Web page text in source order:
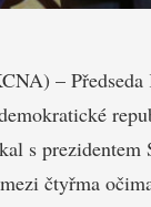
– Předseda
s prezidentem
čtyřma